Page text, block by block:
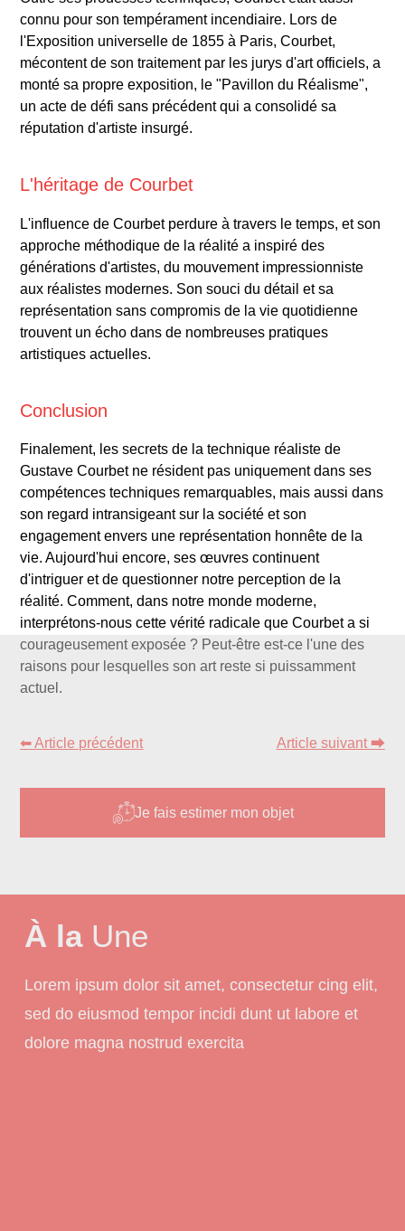
connu pour son tempérament incendiaire. Lors de
l'Exposition universelle de 1855 à Paris, Courbet,
mécontent de son traitement par les jurys d'art officiels, a
monté sa propre exposition, le "Pavillon du Réalisme",
un acte de défi sans précédent qui a consolidé sa
réputation d'artiste insurgé.
L'héritage de Courbet
L'influence de Courbet perdure à travers le temps, et son
approche méthodique de la réalité a inspiré des
générations d'artistes, du mouvement impressionniste
aux réalistes modernes. Son souci du détail et sa
représentation sans compromis de la vie quotidienne
trouvent un écho dans de nombreuses pratiques
artistiques actuelles.
Conclusion
Finalement, les secrets de la technique réaliste de
Gustave Courbet ne résident pas uniquement dans ses
compétences techniques remarquables, mais aussi dans
son regard intransigeant sur la société et son
engagement envers une représentation honnête de la
vie. Aujourd'hui encore, ses œuvres continuent
d'intriguer et de questionner notre perception de la
réalité. Comment, dans notre monde moderne,
interprétons-nous cette vérité radicale que Courbet a si
courageusement exposée ? Peut-être est-ce l'une des
raisons pour lesquelles son art reste si puissamment
actuel.
⬅ Article précédent Article suivant ⮕
Je fais estimer mon objet
À laUne
Lorem ipsum dolor sit amet, consectetur cing elit,
sed do eiusmod tempor incidi dunt ut labore et
dolore magna nostrud exercita